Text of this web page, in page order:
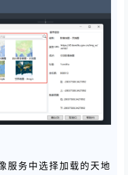
服务中选择加载的天地